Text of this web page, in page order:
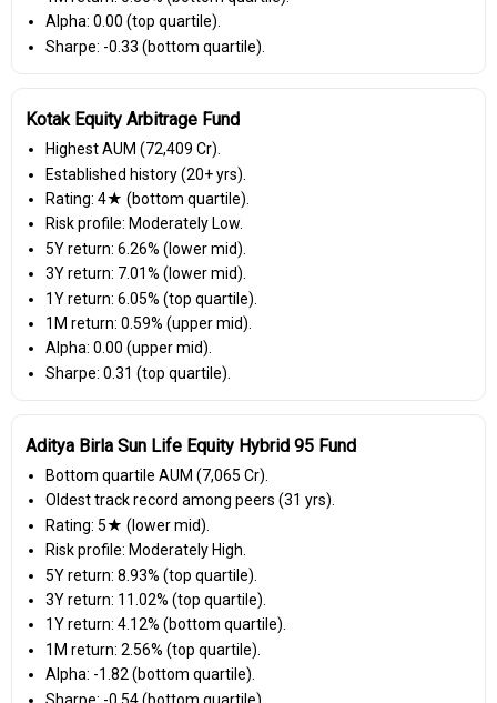
Alpha: 0.00 (top quartile).
Sharpe: -0.33 (bottom quartile).
Kotak Equity Arbitrage Fund
Highest AUM (₹72,409 Cr).
Established history (20+ yrs).
Rating: 4★ (bottom quartile).
Risk profile: Moderately Low.
5Y return: 6.26% (lower mid).
3Y return: 7.01% (lower mid).
1Y return: 6.05% (top quartile).
1M return: 0.59% (upper mid).
Alpha: 0.00 (upper mid).
Sharpe: 0.31 (top quartile).
Aditya Birla Sun Life Equity Hybrid 95 Fund
Bottom quartile AUM (₹7,065 Cr).
Oldest track record among peers (31 yrs).
Rating: 5★ (lower mid).
Risk profile: Moderately High.
5Y return: 8.93% (top quartile).
3Y return: 11.02% (top quartile).
1Y return: 4.12% (bottom quartile).
1M return: 2.56% (top quartile).
Alpha: -1.82 (bottom quartile).
Sharpe: -0.54 (bottom quartile).